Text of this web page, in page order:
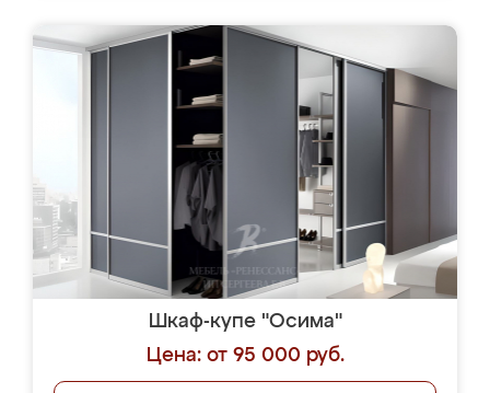
Шкаф-купе "Осима"
Цена: от 95 000 руб.